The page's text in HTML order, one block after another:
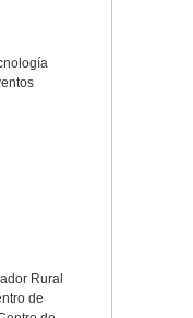
Rural
de